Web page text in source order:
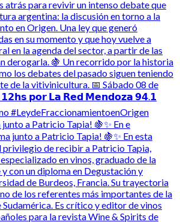
a Patricio Tapia! 🍇✨ En e